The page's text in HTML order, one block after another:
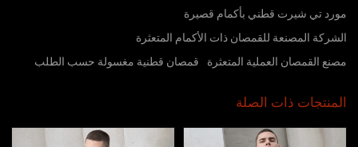
مورد تي شيرت قطني بأكمام قصيرة
الشركة المصنعة للقمصان ذات الأكمام المتعثرة
مصنع القمصان العملية المتعثرة
قمصان قطنية مغسولة حسب الطلب
المنتجات ذات الصلة